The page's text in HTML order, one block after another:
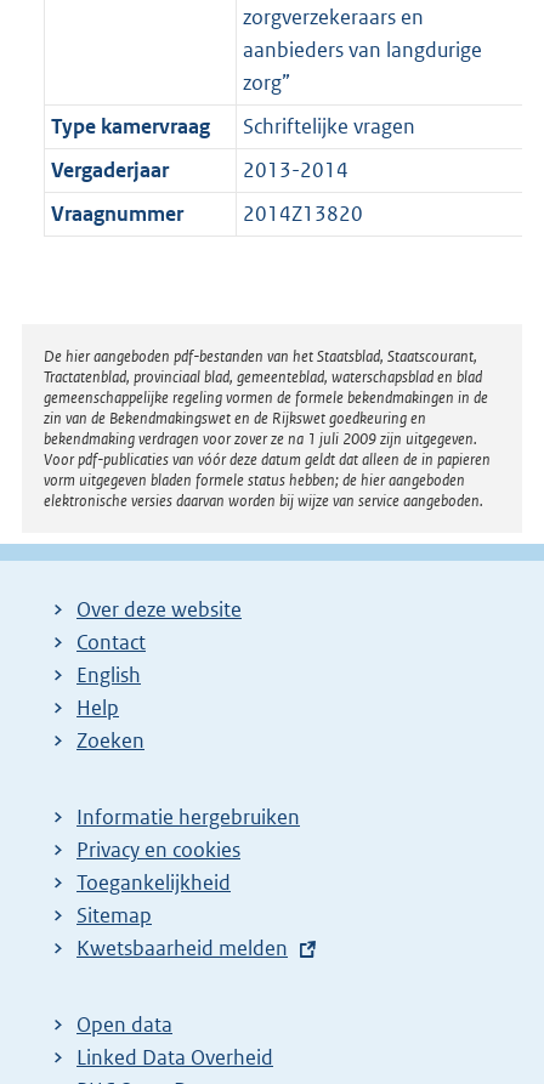
zorgverzekeraars en
aanbieders van langdurige
zorg”
Type kamervraag
Schriftelijke vragen
Vergaderjaar
2013-2014
Vraagnummer
2014Z13820
Disclaimer
De hier aangeboden pdf-bestanden van het Staatsblad, Staatscourant,
Tractatenblad, provinciaal blad, gemeenteblad, waterschapsblad en blad
gemeenschappelijke regeling vormen de formele bekendmakingen in de
zin van de Bekendmakingswet en de Rijkswet goedkeuring en
bekendmaking verdragen voor zover ze na 1 juli 2009 zijn uitgegeven.
Voor pdf-publicaties van vóór deze datum geldt dat alleen de in papieren
vorm uitgegeven bladen formele status hebben; de hier aangeboden
elektronische versies daarvan worden bij wijze van service aangeboden.
Over deze website
Contact
English
Help
Zoeken
Informatie hergebruiken
Privacy en cookies
Toegankelijkheid
Sitemap
E
t
e
r
Kwetsbaarheid melden
Open data
Linked Data Overheid